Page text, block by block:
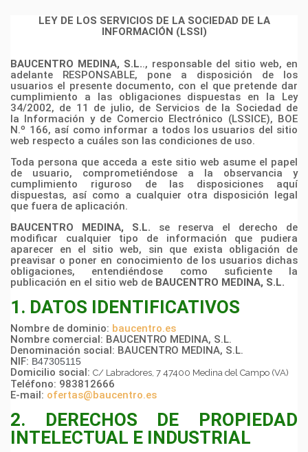
LEY DE LOS SERVICIOS DE LA SOCIEDAD DE LA
INFORMACIÓN (LSSI)
BAUCENTRO MEDINA, S.L.., responsable del sitio web, en
adelante RESPONSABLE, pone a disposición de los
usuarios el presente documento, con el que pretende dar
cumplimiento a las obligaciones dispuestas en la Ley
34/2002, de 11 de julio, de Servicios de la Sociedad de
la
Información y de Comercio Electrónico (LSSICE), BOE
N.º 166, así como informar a todos los usuarios del sitio
web respecto a cuáles son las condiciones de uso.
Toda persona que acceda a este sitio web asume el papel
de usuario, comprometiéndose a la observancia y
cumplimiento riguroso de las disposiciones aquí
dispuestas, así como a cualquier otra disposición legal
que fuera de aplicación.
BAUCENTRO MEDINA, S.L. se reserva el derecho de
modificar cualquier tipo de información que pudiera
aparecer en el sitio web, sin que exista obligación de
preavisar o poner en conocimiento de los usuarios dichas
obligaciones, entendiéndose como suficiente la
publicación en el sitio web de BAUCENTRO MEDINA, S.L.
1. DATOS IDENTIFICATIVOS
Nombre de dominio: baucentro.es
Nombre comercial: BAUCENTRO MEDINA, S.L.
Denominación social: BAUCENTRO MEDINA, S.L.
NIF: B47305115
Domicilio social: C/ Labradores, 7 47400 Medina del Campo (VA)
Teléfono: 983812666
E-mail: ofertas@baucentro.es
2. DERECHOS DE PROPIEDAD
INTELECTUAL E INDUSTRIAL